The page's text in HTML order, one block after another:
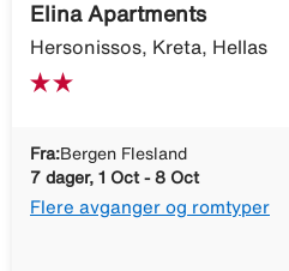
Elina Apartments
Hersonissos, Kreta, Hellas
Fra:Bergen Flesland
7 dager, 1 Oct - 8 Oct
Flere avganger og romtyper